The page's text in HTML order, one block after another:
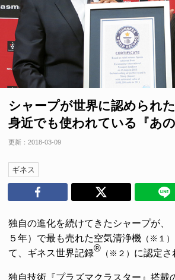
シャープが世界に認められ
身近でも使われている『あ
更新： 2018-03-09
ギネス
独自の進化を続けてきたシャープが、
５年）で最も売れた空気清浄機 （※１）
て、ギネス世界記録®
（※２） に認定さ
独自技術『プラズマクラスター』搭載